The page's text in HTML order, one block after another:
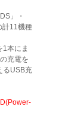
」・
計11機種
本にま
充電を
るUSB充